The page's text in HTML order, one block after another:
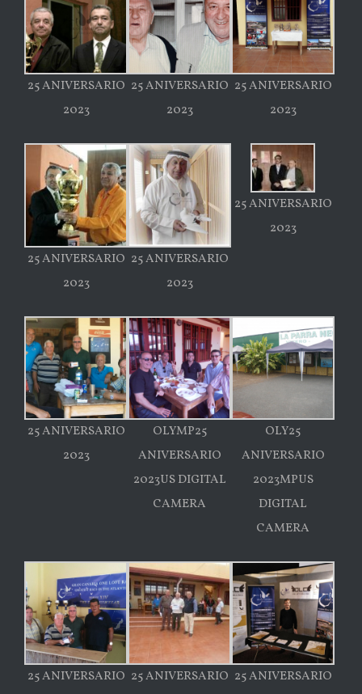
25 ANIVERSARIO
2023
25 ANIVERSARIO
2023
25 ANIVERSARIO
2023
25 ANIVERSARIO
2023
25 ANIVERSARIO
2023
25 ANIVERSARIO
2023
25 ANIVERSARIO
2023
OLYMP25
ANIVERSARIO
2023US DIGITAL
CAMERA
OLY25
ANIVERSARIO
2023MPUS
DIGITAL
CAMERA
25 ANIVERSARIO 25 ANIVERSARIO 25 ANIVERSARIO